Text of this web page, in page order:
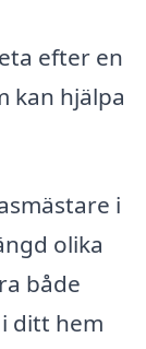
efter en
kan hjälpa
i
olika
både
ditt hem